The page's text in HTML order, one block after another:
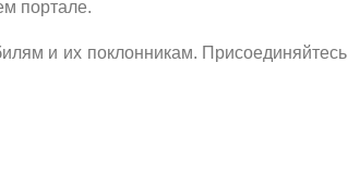
портале.
и их поклонникам. Присоединяйтесь